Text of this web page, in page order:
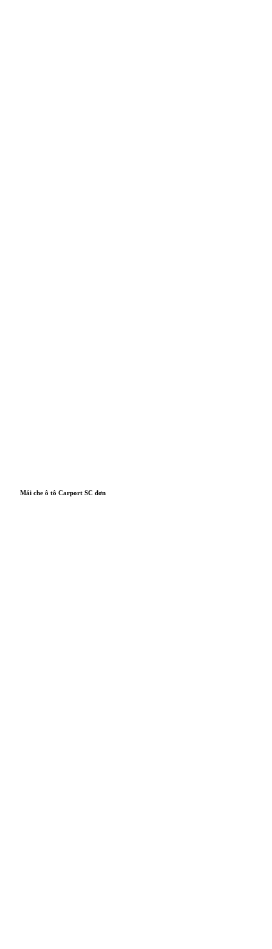
Mái che ô tô Carport SC đơn